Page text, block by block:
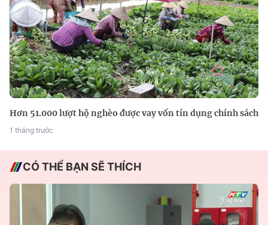
Hơn 51.000 lượt hộ nghèo được vay vốn tín dụng chính sách
1 tháng trước
CÓ THỂ BẠN SẼ THÍCH